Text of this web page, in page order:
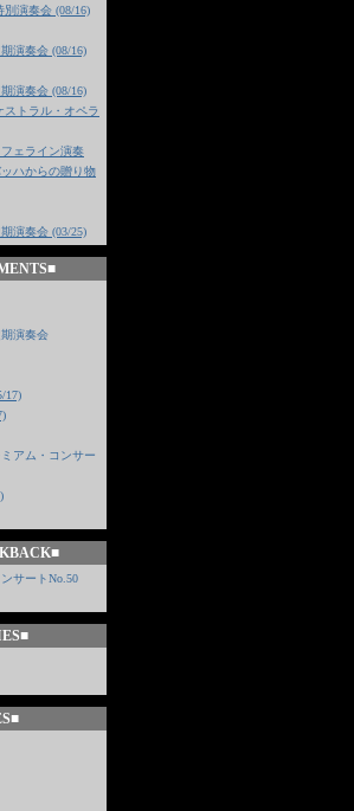
演奏会 (08/16)
演奏会 (08/16)
演奏会 (08/16)
トラル・オペラ
ェライン演奏
ハからの贈り物
演奏会 (03/25)
演奏会
17)
アム・コンサー
サートNo.50